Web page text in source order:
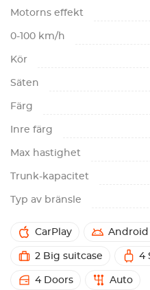
Motorns effekt
0-100 km/h
Kör
Säten
Färg
Inre färg
Max hastighet
Trunk-kapacitet
Typ av bränsle
CarPlay Android
2 Big suitcase 4
4 Doors Auto